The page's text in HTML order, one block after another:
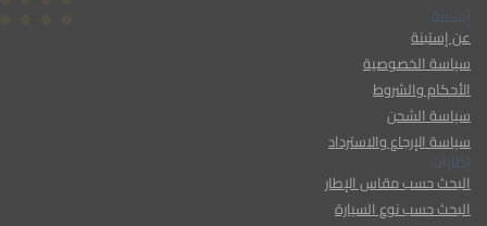
إستبنة
عن إستبنة
سياسة الخصوصية
الأحكام والشروط
سياسة الشحن
سياسة الإرجاع والاسترداد
إطارات
البحث حسب مقاس الإطار
البحث حسب نوع السيارة